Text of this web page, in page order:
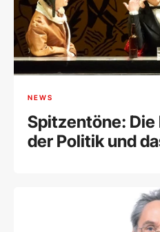
NEWS
Spitzentöne:
der Politik und